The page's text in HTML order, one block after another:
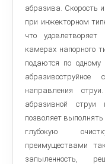
абразива. Скорость
при инжекторном
что
камерах напорного
подаются по одному
направления
абразивной
позволяет
глубокую
преимуществами
запыленность,